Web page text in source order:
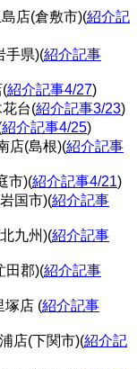
店(倉敷市)(紹介記
手県)(紹介記事
(紹介記事4/27)
花台(紹介記事3/23)
紹介記事4/25)
店(島根)(紹介記事
市)(紹介記事4/21)
国市)(紹介記事
九州)(紹介記事
田郡)(紹介記事
塚店 (紹介記事
店(下関市)(紹介記